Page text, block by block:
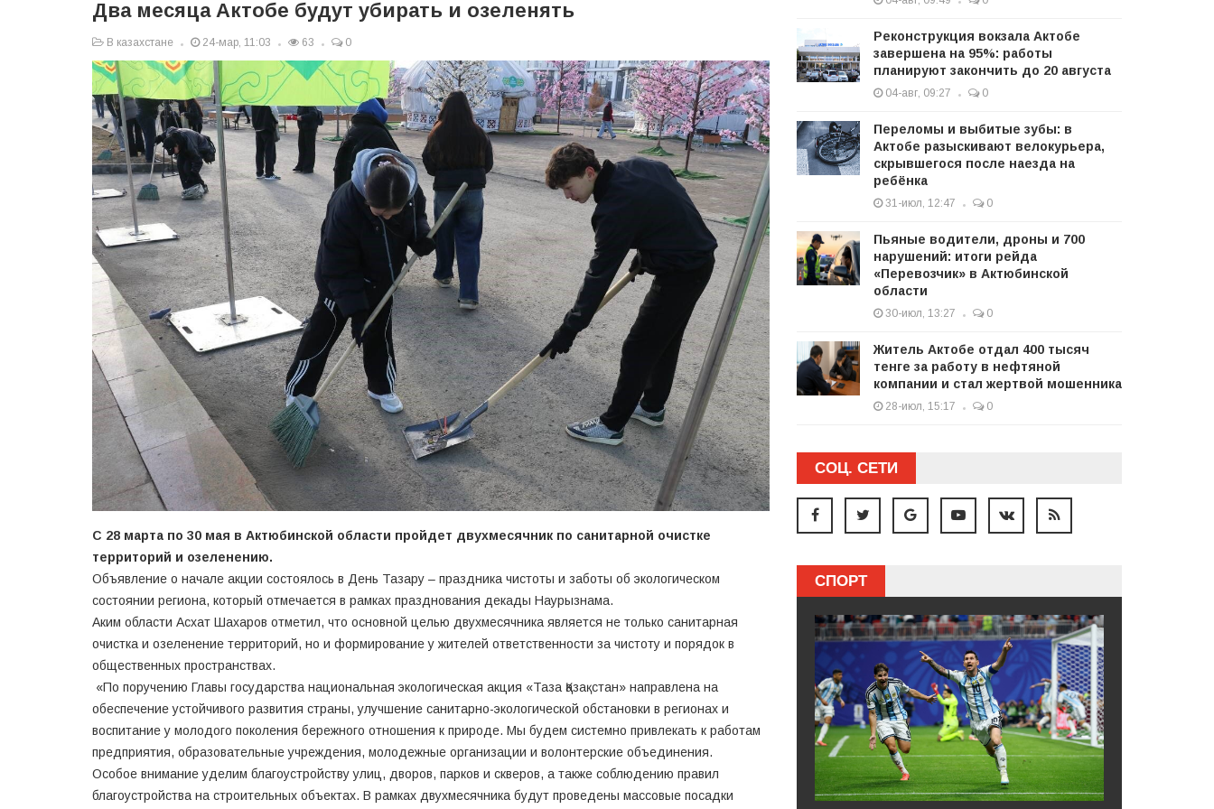
Два месяца Актобе будут убирать и озеленять
В казахстане 24-мар, 11:03 63 0
С 28 марта по 30 мая в Актюбинской области пройдет двухмесячник по санитарной очистке
территорий и озеленению.
Объявление о начале акции состоялось в День Тазару – праздника чистоты и заботы об экологическом
состоянии региона, который отмечается в рамках празднования декады Наурызнама.
Аким области Асхат Шахаров отметил, что основной целью двухмесячника является не только санитарная
очистка и озеленение территорий, но и формирование у жителей ответственности за чистоту и порядок в
общественных пространствах.
«По поручению Главы государства национальная экологическая акция «Таза Қазақстан» направлена на
обеспечение устойчивого развития страны, улучшение санитарно-экологической обстановки в регионах и
воспитание у молодого поколения бережного отношения к природе. Мы будем системно привлекать к работам
предприятия, образовательные учреждения, молодежные организации и волонтерские объединения.
Особое внимание уделим благоустройству улиц, дворов, парков и скверов, а также соблюдению правил
благоустройства на строительных объектах. В рамках двухмесячника будут проведены массовые посадки
Реконструкция вокзала Актобе
завершена на 95%: работы
планируют закончить до 20 августа
04-авг, 09:27 0
Переломы и выбитые зубы: в
Актобе разыскивают велокурьера,
скрывшегося после наезда на
ребёнка
31-июл, 12:47 0
Пьяные водители, дроны и 700
нарушений: итоги рейда
«Перевозчик» в Актюбинской
области
30-июл, 13:27 0
Житель Актобе отдал 400 тысяч
тенге за работу в нефтяной
компании и стал жертвой мошенника
28-июл, 15:17 0
СОЦ. СЕТИ
СПОРТ